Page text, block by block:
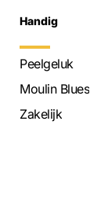
Handig
Peelgeluk
Moulin Blues
Zakelijk